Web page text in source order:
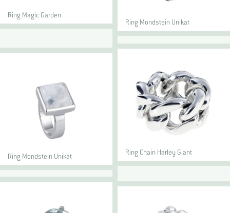
Ring Magic Garden
Ring Mondstein Unikat
Ring Mondstein Unikat Ring Chain Harley Giant